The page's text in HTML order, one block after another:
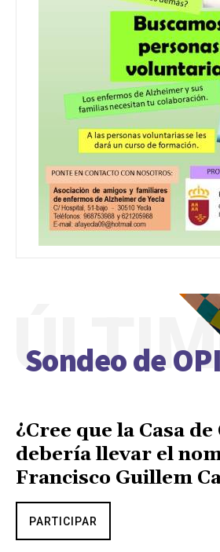
Sondeo de
¿Cree que la Casa
debería llevar el
Francisco Guillem
PARTICIPAR